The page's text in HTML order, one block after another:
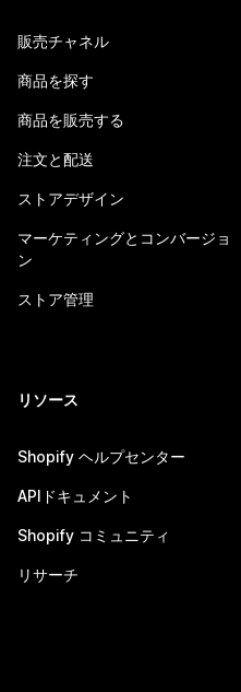
販売チャネル
商品を探す
商品を販売する
注文と配送
ストアデザイン
マーケティングとコンバージョ
ン
ストア管理
リソース
Shopify ヘルプセンター
APIドキュメント
Shopify コミュニティ
リサーチ